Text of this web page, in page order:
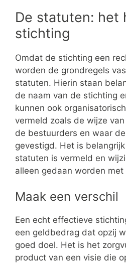
De statuten: het
stichting
Omdat de stichting een
worden de grondregels
statuten. Hierin staan
de naam van de stichting
kunnen ook
vermeld zoals de wijze
de bestuurders en waar
gevestigd. Het is
statuten is vermeld en
alleen gedaan worden
Maak een verschil
Een echt effectieve
een geldbedrag dat opzij
goed doel. Het is het
product van een visie die